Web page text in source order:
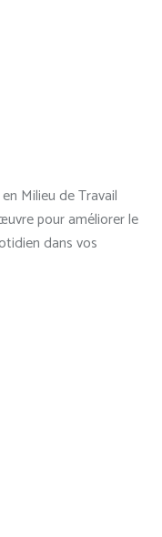
Milieu de Travail
pour améliorer le
dans vos